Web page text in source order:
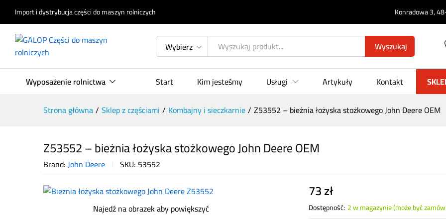
Import i dystrybucja części do maszyn rolniczych Konradowa 3,
Wybierz Wyszukaj
Wyposażenie rolnictwa Start Kim jesteśmy Usługi Artykuły Kontakt
Strona główna/ Sklep z częściami / Kombajny i sieczkarnie/ Z53552 – bieżnia łożyska stożkowego John Deere OEM
Z53552 – bieżnia łożyska stożkowego John Deere OEM
Brand:John Deere SKU: 53552
Najedź na obrazek aby powiększyć
73zł
Dostępność: 2 w magazynie (może być
Z53552 – bieżnia łożyska stożkowego John Deere OEM
Opis produktu Specyfikacja Opinie (0)